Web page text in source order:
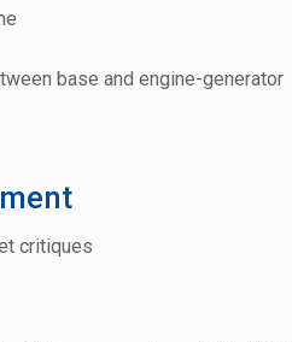
base and engine-generator
critiques